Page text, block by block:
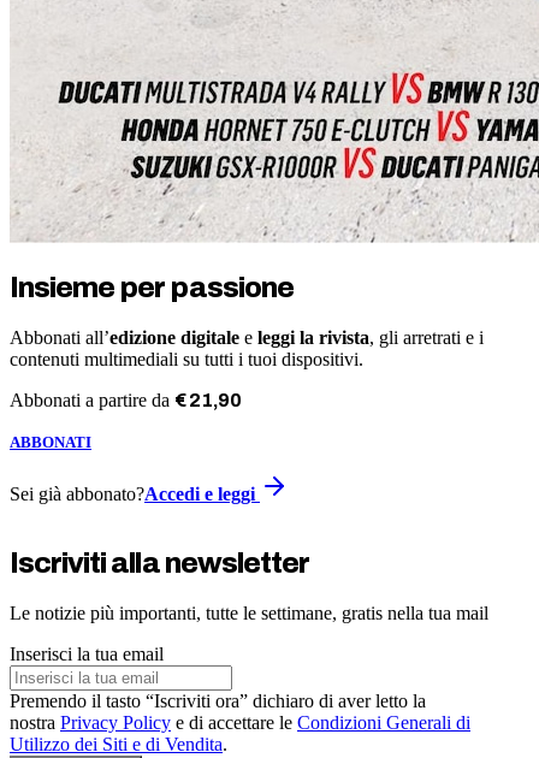
Insieme per passione
Abbonati all’edizione digitale e leggi la rivista, gli arretrati e i
contenuti multimediali su tutti i tuoi dispositivi.
Abbonati a partire da €21,90
ABBONATI
Sei già abbonato?Accedi e leggi
Iscriviti alla newsletter
Le notizie più importanti, tutte le settimane, gratis nella tua mail
Inserisci la tua email
Premendo il tasto “Iscriviti ora” dichiaro di aver letto la
nostra Privacy Policy e di accettare le Condizioni Generali di
Utilizzo dei Siti e di Vendita.